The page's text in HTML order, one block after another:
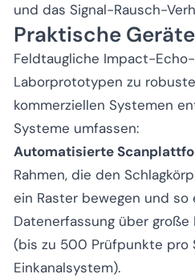
und das Signal-Rausch-
Praktische
Feldtaugliche Impact-
Laborprototypen zu
kommerziellen Systemen
Systeme umfassen:
Automatisierte
Rahmen, die den
ein Raster bewegen und so
Datenerfassung über große
(bis zu 500 Prüfpunkte pro
Einkanalsystem).